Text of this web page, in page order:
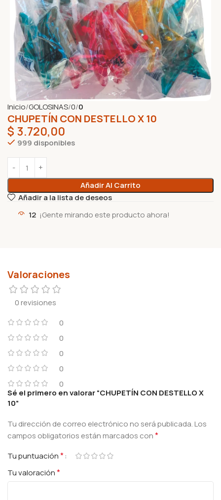
Inicio GOLOSINAS 0 0
CHUPETÍN CON DESTELLO X 10
$ 3.720,00
999 disponibles
Añadir Al Carrito
Añadir a la lista de deseos
12 ¡Gente mirando este producto ahora!
Valoraciones
0 revisiones
0
0
0
0
0
Sé el primero en valorar “CHUPETÍN CON DESTELLO X
10”
Tu dirección de correo electrónico no será publicada.Los
campos obligatorios están marcados con*
Tu puntuación*
Tu valoración*